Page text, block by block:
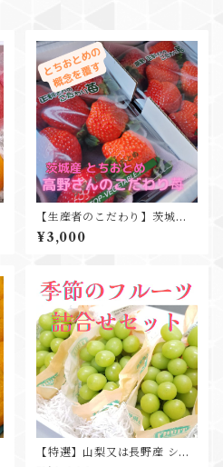
【生産者のこだわり】茨城産
高野正利さんのとちおとめ 1箱
2PK入
¥3,000
【特選】山梨又は長野産 シャ